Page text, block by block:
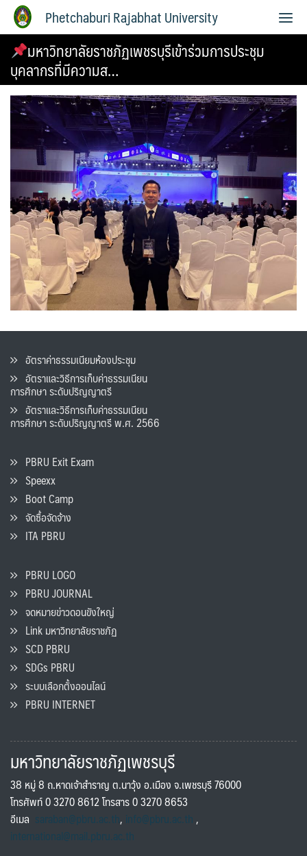
Phetchaburi Rajabhat University
มหาวิทยาลัยราชภัฏเพชรบุรีเข้าร่วมการประชุม
บุคลากรที่มีความส…
อัตราค่าธรรมเนียมห้องประชุม
อัตราและวิธีการเก็บค่าธรรมเนียน
การศึกษา ระดับปริญญาตรี
อัตราและวิธีการเก็บค่าธรรมเนียน
การศึกษา ระดับปริญญาตรี พ.ศ. 2566
PBRU Exit Exam
Speexx
Boot Camp
จัดซื้อจัดจ้าง
ITA PBRU
PBRU LOGO
PBRU JOURNAL
จดหมายข่าวดอนขังใหญ่
Link มหาวิทยาลัยราชภัฏ
SCD PBRU
SDGs PBRU
ระบบเลือกตั้งออนไลน์
PBRU INTERNET
มหาวิทยาลัยราชภัฏเพชรบุรี
38 หมู่ 8 ถ.หาดเจ้าสำราญ ต.นาวุ้ง อ.เมือง จ.เพชรบุรี 76000
โทรศัพท์ 0 3270 8612 โทรสาร 0 3270 8653
อีเมล saraban@pbru.ac.th, info@pbru.ac.th,
international@mail.pbru.ac.th